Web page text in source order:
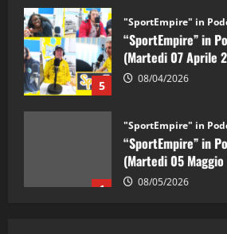
5
“SportEmpire” in
(Martedi 07 Aprile
08/04/2026
1
“SportEmpire” in
(Martedi 05
08/05/2026